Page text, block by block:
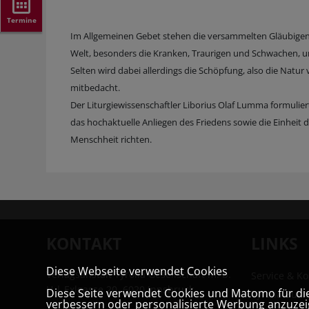
Termine
Im Allgemeinen Gebet stehen die versammelten
Welt, besonders die Kranken, Traurigen und Schwachen,
Selten wird dabei allerdings die Schöpfung, also die
mitbedacht.
Der Liturgiewissenschaftler Liborius Olaf Lumma
das hochaktuelle Anliegen des Friedens sowie die
Menschheit richten.
Verlagsanstalt Tyrolia Gesellschaft m. b.
H | Exlgasse 20, 6020 Innsbruck
Tyrolia
Diese Webseite verwendet Cookies
Diese Seite verwendet Cookies und Matomo für
verbessern oder personalisierte Werbung